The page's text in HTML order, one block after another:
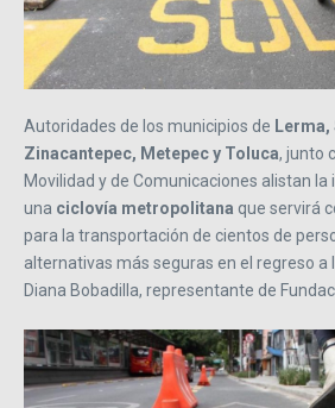
Autoridades de los municipios de
Zinacantepec, Metepec y Toluca, junto
Movilidad y de Comunicaciones alistan
una ciclovía metropolitana que servirá
para la transportación de cientos de
alternativas más seguras en el regreso
Diana Bobadilla, representante de